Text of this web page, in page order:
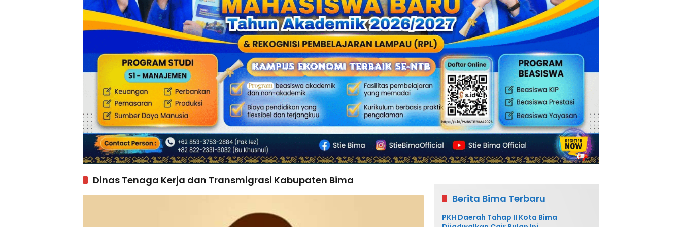
Dinas Tenaga Kerja dan Transmigrasi Kabupaten Bima
Berita Bima Terbaru
PKH Daerah Tahap II Kota Bima